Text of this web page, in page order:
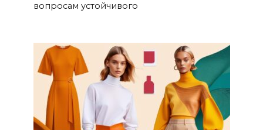
вопросам устойчивого